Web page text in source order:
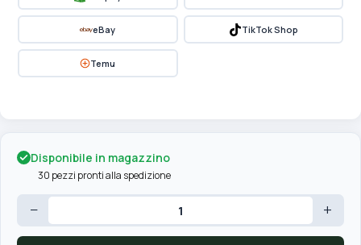
eBay TikTok Shop
Temu
Disponibile in magazzino
30 pezzi pronti alla spedizione
− +